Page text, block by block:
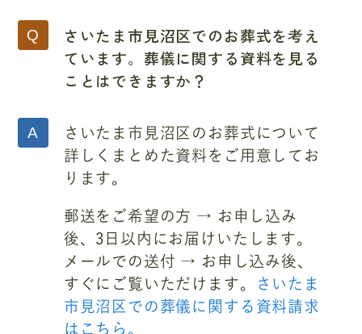
さいたま市見沼区でのお葬式を考え
ています。葬儀に関する資料を見る
ことはできますか？
さいたま市見沼区のお葬式について
詳しくまとめた資料をご用意してお
ります。
郵送をご希望の方 → お申し込み
後、3日以内にお届けいたします。
メールでの送付 → お申し込み後、
すぐにご覧いただけます。
さいたま
市見沼区での葬儀に関する資料請求
はこちら。